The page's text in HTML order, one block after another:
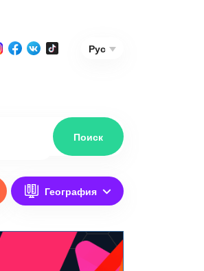
Рус
География